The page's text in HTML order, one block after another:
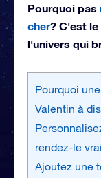
Pourquoi pas
cher? C'est
l'univers qui
Pourquoi
Valentin à
rendez-le
Ajoutez une